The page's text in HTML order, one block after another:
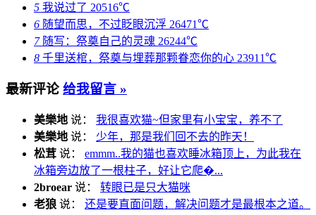
5 我说过了 20516℃
6 随望而思，不过眨眼沉浮 26471℃
7随写：祭奠自己的灵魂 26244℃
8 千里送棺，祭奠与埋葬那颗眷恋你的心 23911℃
最新评论 给我留言 »
美樂地 说： 我很喜欢猫~但家里有小宝宝，养不了
美樂地 说： 少年，那是我们回不去的昨天！
松茸 说： emmm..我的猫也喜欢睡冰箱顶上，为此我在
冰箱旁边放了一根柱子，好让它爬�...
2broear 说： 转眼已是只大猫咪
老狼 说： 还是要直面问题，解决问题才是最根本之道。